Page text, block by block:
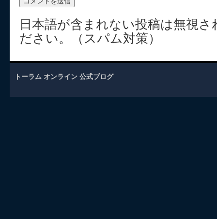
日本語が含まれない投稿は無視
ださい。（スパム対策）
トーラム オンライン 公式ブログ